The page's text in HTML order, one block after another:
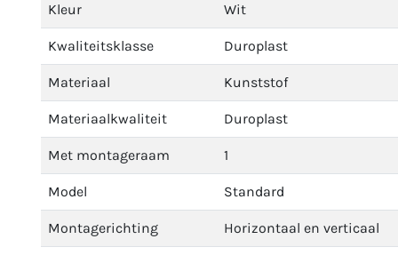
Kleur Wit
Kwaliteitsklasse Duroplast
Materiaal Kunststof
Materiaalkwaliteit Duroplast
Met montageraam 1
Model Standard
Montagerichting Horizontaal en verticaal